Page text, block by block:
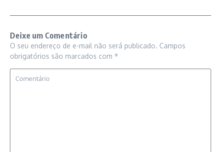
Deixe um Comentário
O seu endereço de e-mail não será publicado. Campos
obrigatórios são marcados com *